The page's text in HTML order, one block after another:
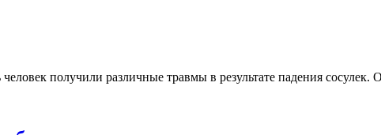
получили различные травмы в результате падения